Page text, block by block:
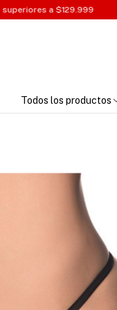
Entregas a
Todos los productos